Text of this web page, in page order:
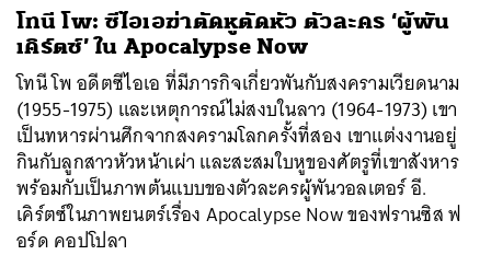
โทนี โพ: ซีไอเอฆ่าตัดหูตัดหัว ตัวละคร ‘ผู้พัน
เคิร์ตซ์’ ใน Apocalypse Now
โทนี โพ อดีตซีไอเอ ที่มีภารกิจเกี่ยวพันกับสงครามเวียดนาม
(1955-1975) และเหตุการณ์ไม่สงบในลาว (1964-1973) เขา
เป็นทหารผ่านศึกจากสงครามโลกครั้งที่สอง เขาแต่งงานอยู่
กินกับลูกสาวหัวหน้าเผ่า และสะสมใบหูของศัตรูที่เขาสังหาร
พร้อมกับเป็นภาพต้นแบบของตัวละครผู้พันวอลเตอร์ อี.
เคิร์ตซ์ในภาพยนตร์เรื่อง Apocalypse Now ของฟรานซิส ฟ
อร์ด คอปโปลา